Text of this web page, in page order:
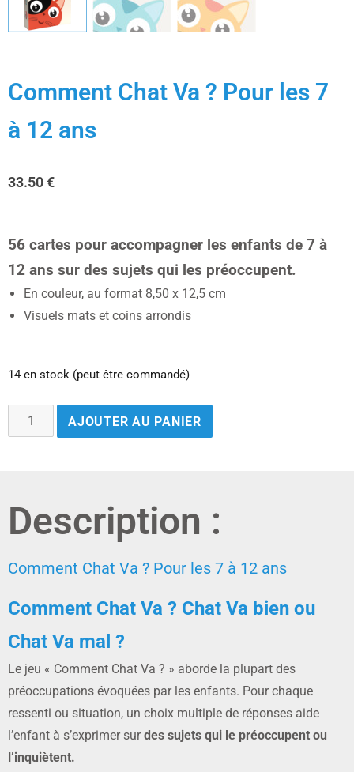
Comment Chat Va ? Pour les 7
à 12 ans
33.50€
56 cartes pour accompagner les enfants de 7 à
12 ans sur des sujets qui les préoccupent.
En couleur, au format 8,50 x 12,5 cm
Visuels mats et coins arrondis
14 en stock (peut être commandé)
AJOUTER AU PANIER
Description :
Comment Chat Va ? Pour les 7 à 12 ans
Comment Chat Va ? Chat Va bien ou
Chat Va mal ?
Le jeu « Comment Chat Va ? » aborde la plupart des
préoccupations évoquées par les enfants. Pour chaque
ressenti ou situation, un choix multiple de réponses aide
l’enfant à s’exprimer surdes sujets qui le préoccupent ou
l’inquiètent.